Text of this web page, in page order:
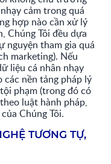
cảm trong quá
hợp nào cần xử lý
Chúng Tôi đều dựa
tham gia quá
marketing). Nếu
liệu cá nhân nhạy
các nền tảng pháp lý
phạm (trong đó có
luật hành pháp,
Chúng Tôi.
TƯƠNG TỰ,